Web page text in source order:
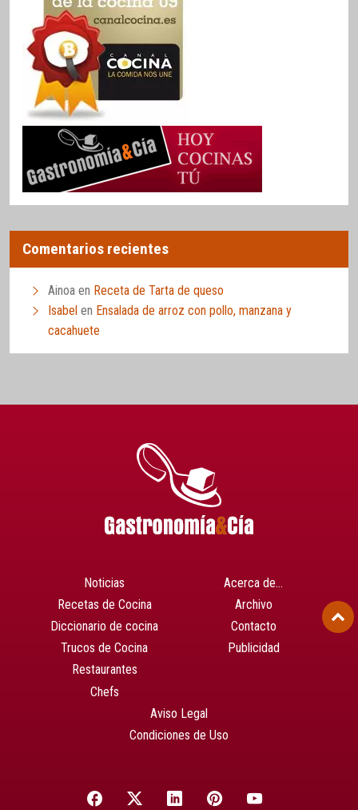
Comentarios recientes
Ainoa en Receta de Tarta de queso
Isabel en Ensalada de arroz con pollo, manzana y
cacahuete
Noticias
Recetas de Cocina
Diccionario de cocina
Trucos de Cocina
Restaurantes
Chefs
Acerca de…
Archivo
Contacto
Publicidad
Aviso Legal
Condiciones de Uso